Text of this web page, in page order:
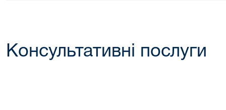
Консультативні послуги